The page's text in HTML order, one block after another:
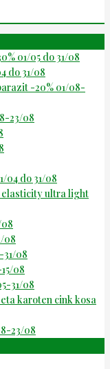
01/05 do 31/08
do 31/08
-20% 01/08-
23/08
04 do 31/08
elasticity ultra light
08
31/08
08
31/08
karoten cink kosa
23/08